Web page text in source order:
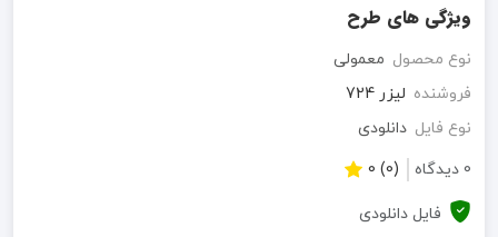
ویژگی های طرح
نوع محصول معمولی
فروشنده لیزر 724
نوع فایل دانلودی
0 دیدگاه
(0) 0
فایل دانلودی